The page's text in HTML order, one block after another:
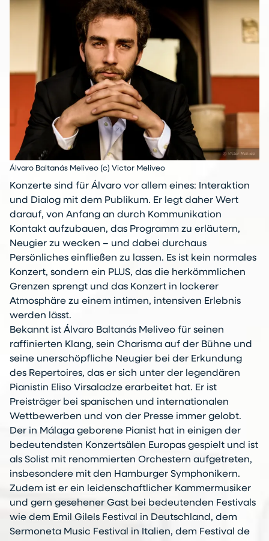
Álvaro Baltanás Meliveo (c) Victor Meliveo
Konzerte sind für Álvaro vor allem eines: Interaktion
und Dialog mit dem Publikum. Er legt daher Wert
darauf, von Anfang an durch Kommunikation
Kontakt aufzubauen, das Programm zu erläutern,
Neugier zu wecken – und dabei durchaus
Persönliches einfließen zu lassen. Es ist kein normales
Konzert, sondern ein PLUS, das die herkömmlichen
Grenzen sprengt und das Konzert in lockerer
Atmosphäre zu einem intimen, intensiven Erlebnis
werden lässt.
Bekannt ist Álvaro Baltanás Meliveo für seinen
raffinierten Klang, sein Charisma auf der Bühne und
seine unerschöpfliche Neugier bei der Erkundung
des Repertoires, das er sich unter der legendären
Pianistin Eliso Virsaladze erarbeitet hat. Er ist
Preisträger bei spanischen und internationalen
Wettbewerben und von der Presse immer gelobt.
Der in Málaga geborene Pianist hat in einigen der
bedeutendsten Konzertsälen Europas gespielt und ist
als Solist mit renommierten Orchestern aufgetreten,
insbesondere mit den Hamburger Symphonikern.
Zudem ist er ein leidenschaftlicher Kammermusiker
und gern gesehener Gast bei bedeutenden Festivals
wie dem Emil Gilels Festival in Deutschland, dem
Sermoneta Music Festival in Italien, dem Festival de